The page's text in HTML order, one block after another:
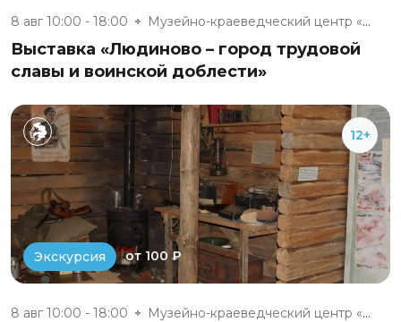
8 авг 10:00 - 18:00 Музейно-краеведческий центр «М...
Выставка «Людиново – город трудовой
славы и воинской доблести»
12+
Экскурсия от 100 ₽
8 авг 10:00 - 18:00 Музейно-краеведческий центр «М...